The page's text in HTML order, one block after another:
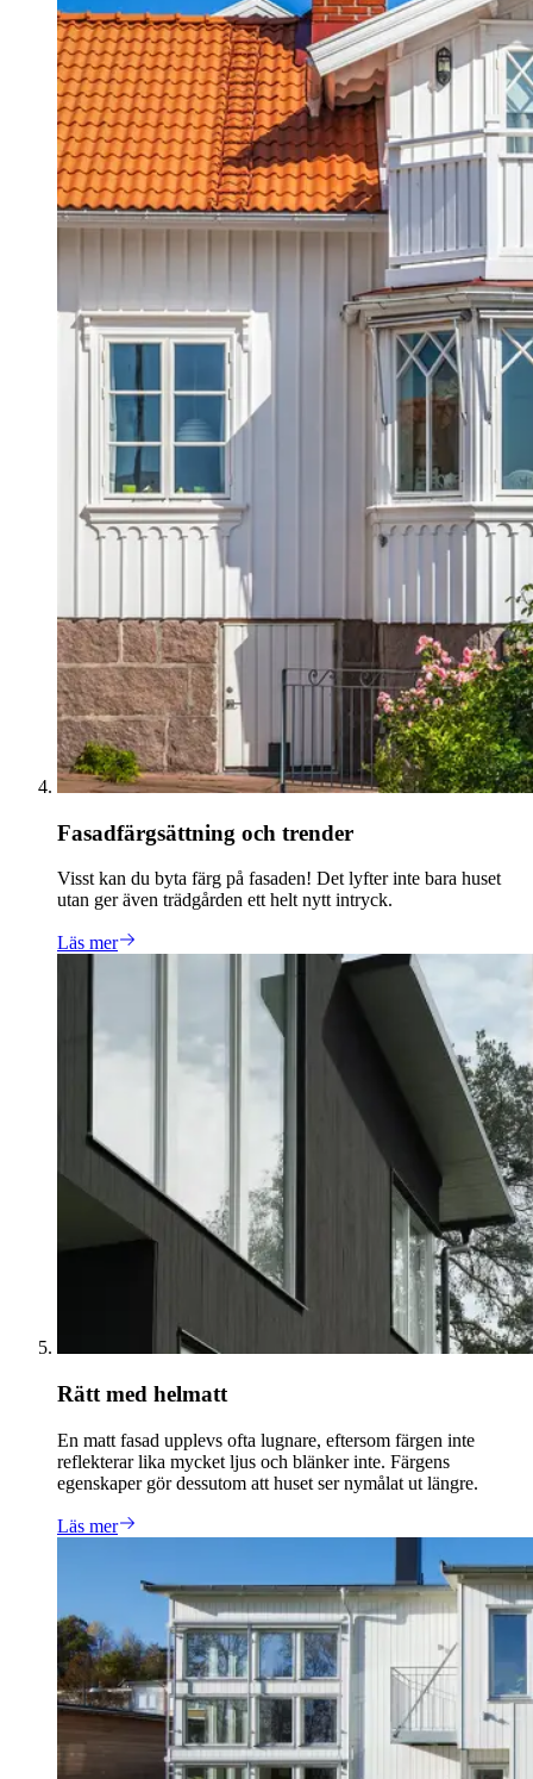
Fasadfärgsättning och trender
Visst kan du byta färg på fasaden! Det lyfter inte bara huset
utan ger även trädgården ett helt nytt intryck.
Läs mer
Rätt med helmatt
En matt fasad upplevs ofta lugnare, eftersom färgen inte
reflekterar lika mycket ljus och blänker inte. Färgens
egenskaper gör dessutom att huset ser nymålat ut längre.
Läs mer